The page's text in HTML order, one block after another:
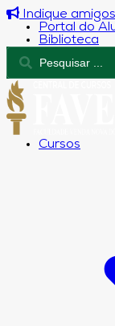
Indique amigos
Portal do
Biblioteca
Cursos